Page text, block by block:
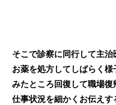
そこで診察に同行して主治
お薬を処方してしばらく様
みたところ回復して職場復
仕事状況を細かくお伝えす